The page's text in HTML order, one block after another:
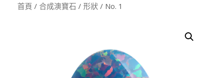
首頁 / 合成澳寶石 / 形狀 / No. 1